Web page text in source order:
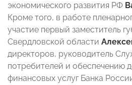
экономического развития РФ
Кроме того, в работе
участие первый заместитель
Свердловской области
директоров, руководитель
потребителей и обеспечению
финансовых услуг Банка